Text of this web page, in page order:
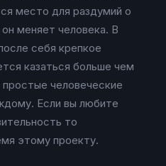
место для раздумий о
меняет человека. В
себя крепкое
казаться больше чем
простые человеческие
Если вы любите
то
этому проекту.